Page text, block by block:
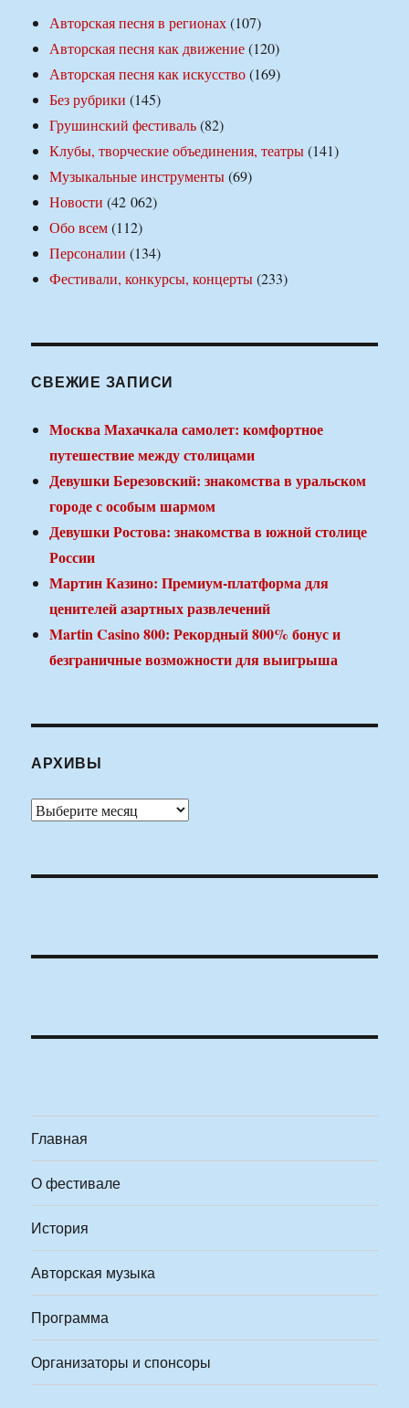
Авторская песня в регионах(107)
Авторская песня как движение(120)
Авторская песня как искусство(169)
Без рубрики (145)
Грушинский фестиваль(82)
Клубы, творческие объединения, театры(141)
Музыкальные инструменты(69)
Новости (42 062)
Обо всем(112)
Персоналии (134)
Фестивали, конкурсы, концерты(233)
СВЕЖИЕ ЗАПИСИ
Москва Махачкала самолет: комфортное
путешествие между столицами
Девушки Березовский: знакомства в уральском
городе с особым шармом
Девушки Ростова: знакомства в южной столице
России
Мартин Казино: Премиум-платформа для
ценителей азартных развлечений
Martin Casino 800: Рекордный 800% бонус и
безграничные возможности для выигрыша
АРХИВЫ
Архивы
Главная
О фестивале
История
Авторская музыка
Программа
Организаторы и спонсоры